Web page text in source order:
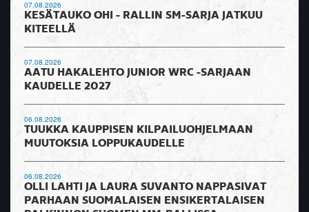
07.08.2026
KESÄTAUKO OHI - RALLIN SM-SARJA JATKUU
KITEELLÄ
07.08.2026
AATU HAKALEHTO JUNIOR WRC -SARJAAN
KAUDELLE 2027
06.08.2026
TUUKKA KAUPPISEN KILPAILUOHJELMAAN
MUUTOKSIA LOPPUKAUDELLE
06.08.2026
OLLI LAHTI JA LAURA SUVANTO NAPPASIVAT
PARHAAN SUOMALAISEN ENSIKERTALAISEN